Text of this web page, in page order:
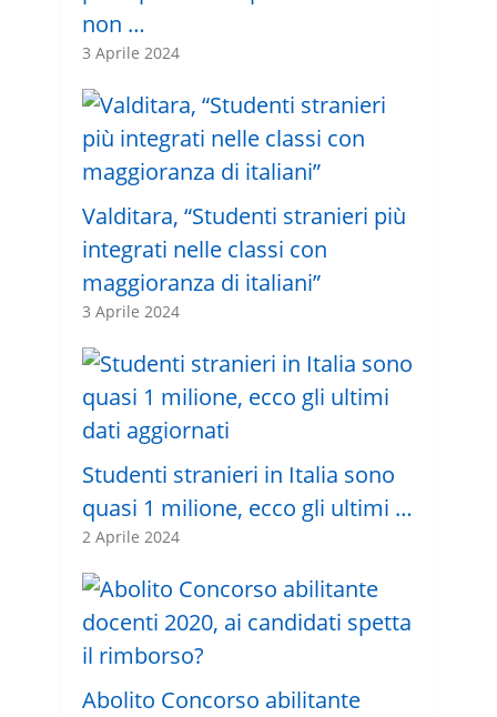
non …
3 Aprile 2024
Valditara, “Studenti stranieri più
integrati nelle classi con
maggioranza di italiani”
3 Aprile 2024
Studenti stranieri in Italia sono
quasi 1 milione, ecco gli ultimi …
2 Aprile 2024
Abolito Concorso abilitante